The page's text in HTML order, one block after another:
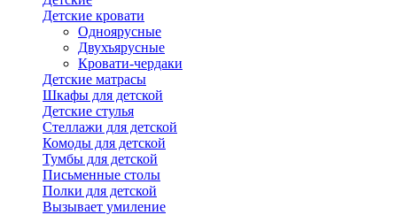
Детские кровати
Одноярусные
Двухъярусные
Кровати-чердаки
Детские матрасы
Шкафы для детской
Детские стулья
Стеллажи для детской
Комоды для детской
Тумбы для детской
Письменные столы
Полки для детской
Вызывает умиление